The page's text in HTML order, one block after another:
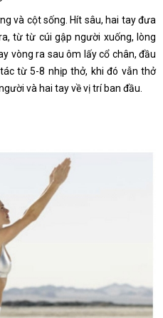
và cột sống. Hít sâu, hai tay đưa
từ từ cúi gập người xuống, lòng
vòng ra sau ôm lấy cổ chân, đầu
từ 5-8 nhịp thở, khi đó vẫn thở
và hai tay về vị trí ban đầu.